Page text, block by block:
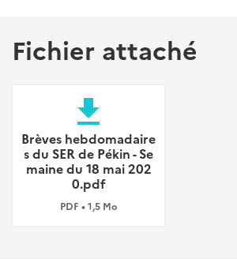
Fichier attaché
file_download
Brèves hebdomadaire
s du SER de Pékin - Se
maine du 18 mai 202
0.pdf
PDF • 1,5 Mo